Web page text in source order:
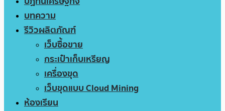
บทความ
รีวิวผลิตภัณฑ์
เว็บซื้อขาย
กระเป๋าเก็บเหรียญ
เครื่องขุด
เว็บขุดแบบ Cloud Mining
ห้องเรียน